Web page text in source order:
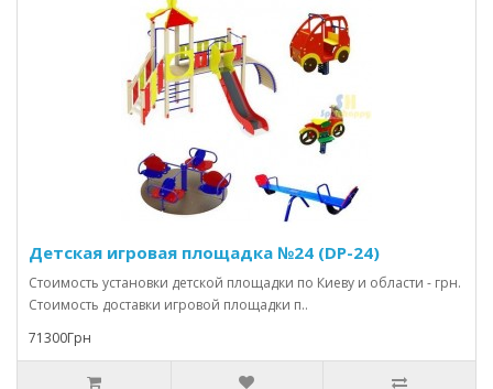
Детская игровая площадка №24 (DP-24)
Стоимость установки детской площадки по Киеву и области - грн.
Стоимость доставки игровой площадки п..
71300Грн